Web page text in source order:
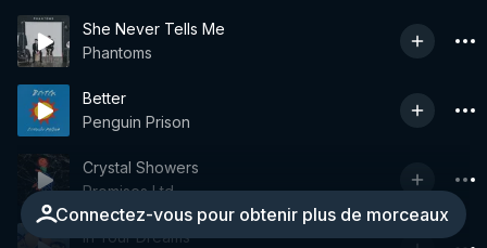
She Never Tells Me
Phantoms
Better
Penguin Prison
Connectez-vous pour obtenir plus de morceaux
Crystal Showers
Promises Ltd.
In Your Dreams